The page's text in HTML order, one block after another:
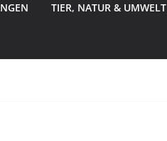
TIER, NATUR & UMWELT